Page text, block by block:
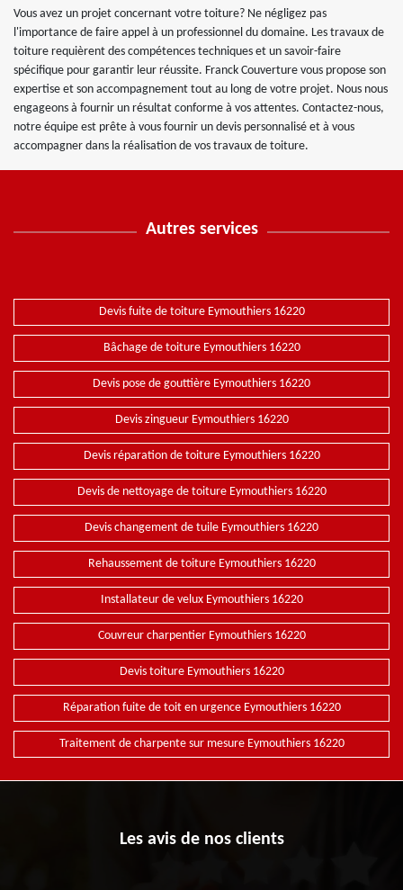
Vous avez un projet concernant votre toiture? Ne négligez pas
l'importance de faire appel à un professionnel du domaine. Les travaux de
toiture requièrent des compétences techniques et un savoir-faire
spécifique pour garantir leur réussite. Franck Couverture vous propose son
expertise et son accompagnement tout au long de votre projet. Nous nous
engageons à fournir un résultat conforme à vos attentes. Contactez-nous,
notre équipe est prête à vous fournir un devis personnalisé et à vous
accompagner dans la réalisation de vos travaux de toiture.
Autres services
Devis fuite de toiture Eymouthiers 16220
Bâchage de toiture Eymouthiers 16220
Devis pose de gouttière Eymouthiers 16220
Devis zingueur Eymouthiers 16220
Devis réparation de toiture Eymouthiers 16220
Devis de nettoyage de toiture Eymouthiers 16220
Devis changement de tuile Eymouthiers 16220
Rehaussement de toiture Eymouthiers 16220
Installateur de velux Eymouthiers 16220
Couvreur charpentier Eymouthiers 16220
Devis toiture Eymouthiers 16220
Réparation fuite de toit en urgence Eymouthiers 16220
Traitement de charpente sur mesure Eymouthiers 16220
Les avis de nos clients